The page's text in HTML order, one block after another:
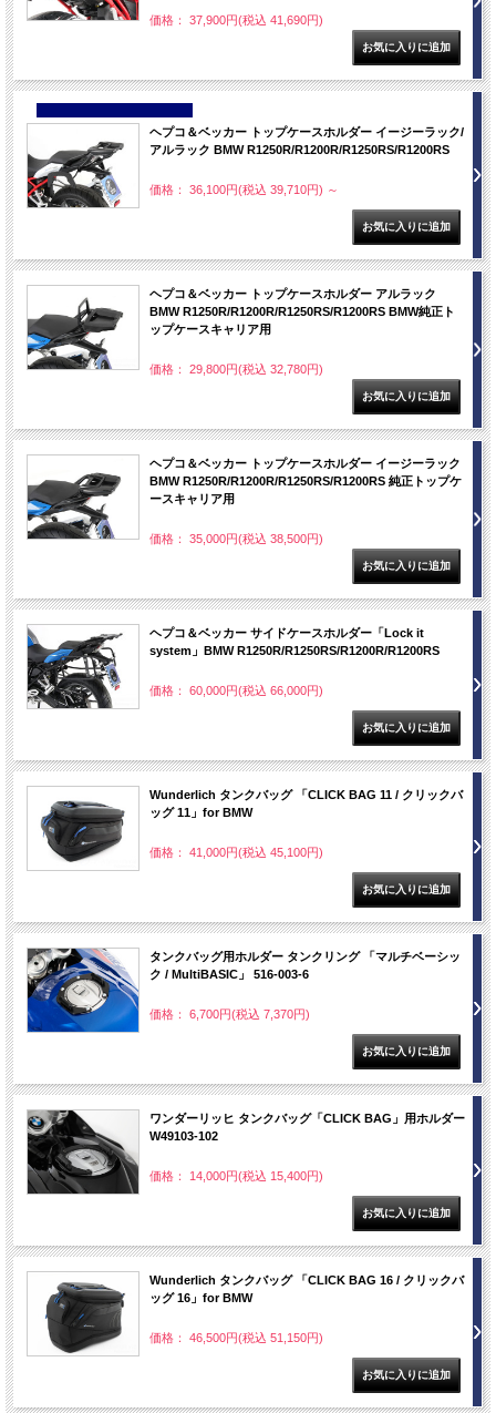
価格： 37,900円(税込 41,690円)
ヘプコ＆ベッカー トップケースホルダー イージーラック/
アルラック BMW R1250R/R1200R/R1250RS/R1200RS
価格： 36,100円(税込 39,710円) ～
ヘプコ＆ベッカー トップケースホルダー アルラック
BMW R1250R/R1200R/R1250RS/R1200RS BMW純正ト
ップケースキャリア用
価格： 29,800円(税込 32,780円)
ヘプコ＆ベッカー トップケースホルダー イージーラック
BMW R1250R/R1200R/R1250RS/R1200RS 純正トップケ
ースキャリア用
価格： 35,000円(税込 38,500円)
ヘプコ＆ベッカー サイドケースホルダー「Lock it
system」BMW R1250R/R1250RS/R1200R/R1200RS
価格： 60,000円(税込 66,000円)
Wunderlich タンクバッグ 「CLICK BAG 11 / クリックバ
ッグ 11」for BMW
価格： 41,000円(税込 45,100円)
タンクバッグ用ホルダー タンクリング 「マルチベーシッ
ク / MultiBASIC」 516-003-6
価格： 6,700円(税込 7,370円)
ワンダーリッヒ タンクバッグ「CLICK BAG」用ホルダー
W49103-102
価格： 14,000円(税込 15,400円)
Wunderlich タンクバッグ 「CLICK BAG 16 / クリックバ
ッグ 16」for BMW
価格： 46,500円(税込 51,150円)